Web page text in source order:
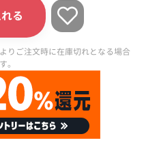
る
りご注文時に在庫切れとなる場合
。